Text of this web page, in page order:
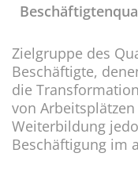
Zielgruppe des
Beschäftigte,
die
von
Weiterbildung
Beschäftigung im